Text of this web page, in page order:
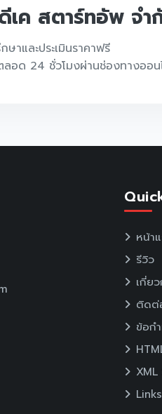
เค สตาร์ทอัพ จำ
ษาและประเมินราคาฟรี
ลอด 24 ชั่วโมงผ่านช่องทางออ
หน้า
รีวิว
เกี่ย
ติดต่
ข้อก
Links